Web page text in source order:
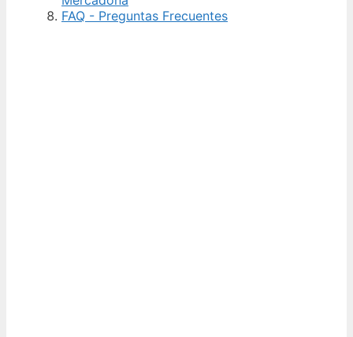
FAQ - Preguntas Frecuentes